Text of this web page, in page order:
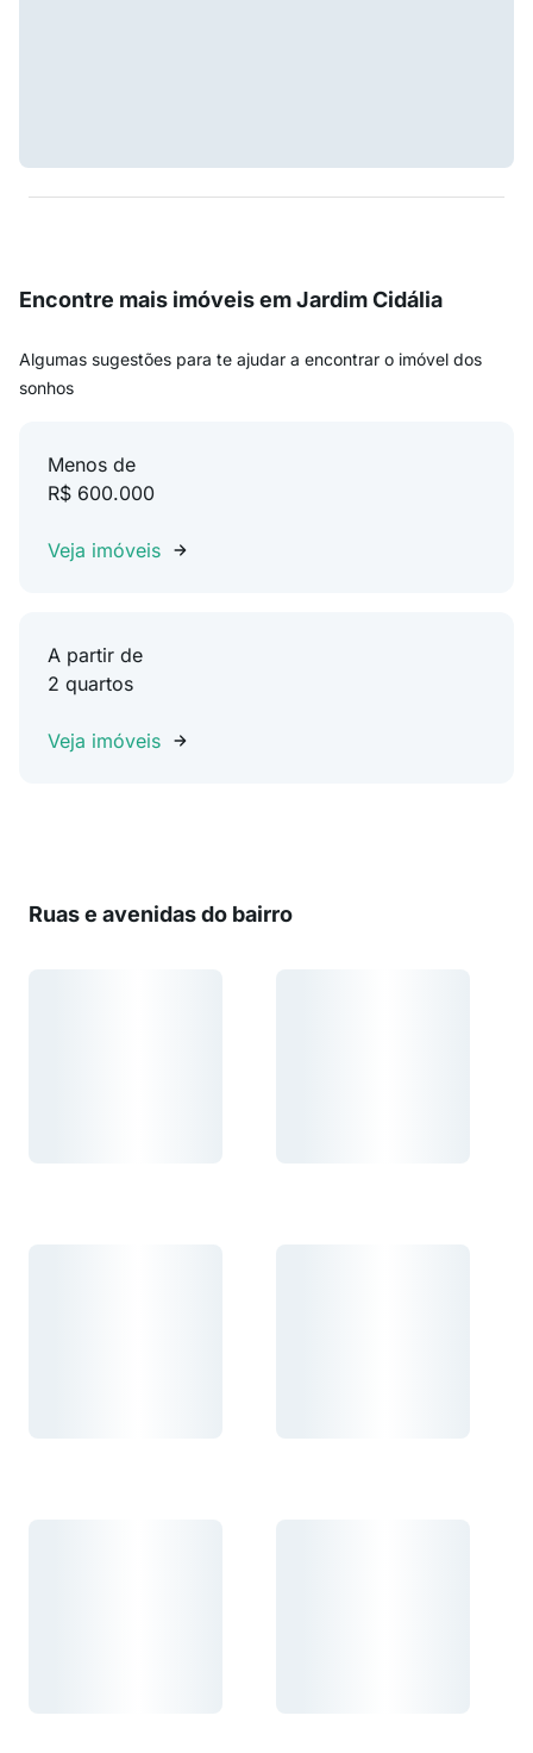
Encontre mais imóveis em Jardim Cidália
Algumas sugestões para te ajudar a encontrar o imóvel dos
sonhos
Menos de
R$ 600.000
Veja imóveis
A partir de
2 quartos
Veja imóveis
Ruas e avenidas do bairro